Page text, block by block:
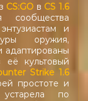
CS:GO в CS 1.6
сообщества
и
оружия,
адаптированы
её культовый
Strike 1.6
простоте и
по